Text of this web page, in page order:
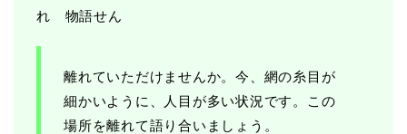
れ 物語せん
離れていただけませんか。今、網の糸目が
細かいように、人目が多い状況です。この
場所を離れて語り合いましょう。